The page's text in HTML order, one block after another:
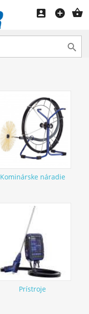

 

Kominárske náradie
Prístroje